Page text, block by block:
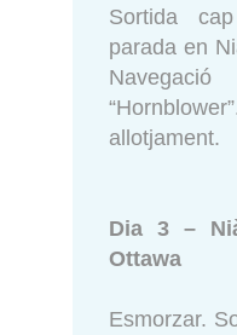
Sortida
parada en
allotjament.
Dia 3 –
Ottawa
Esmorzar.